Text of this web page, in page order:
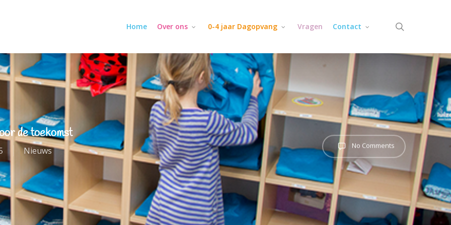
Home Over ons 0-4 jaar Dagopvang Vragen Contact
de toekomst
Nieuws No Comments